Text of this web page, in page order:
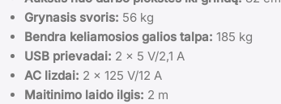
Grynasis svoris: 56 kg
Bendra keliamosios galios talpa: 185 kg
USB prievadai: 2 x 5 V/2,1 A
AC lizdai: 2 x 125 V/12 A
Maitinimo laido ilgis: 2 m